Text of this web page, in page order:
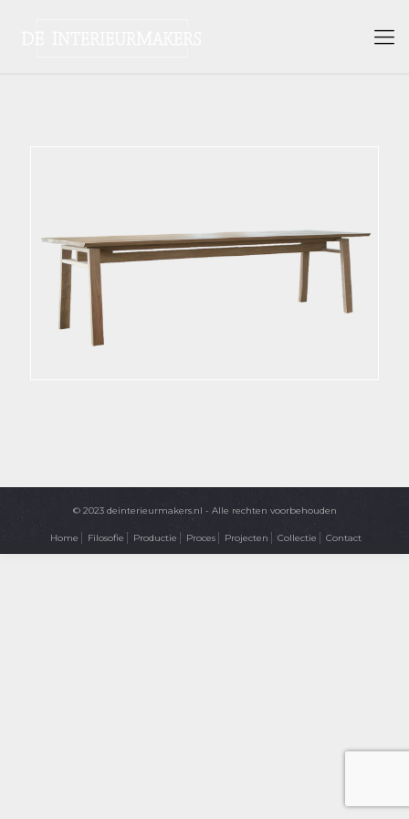
© 2023 deinterieurmakers.nl - Alle rechten voorbehouden
Home Filosofie Productie Proces Projecten Collectie Contact